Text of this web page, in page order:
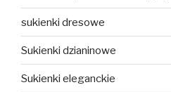
sukienki dresowe
Sukienki dzianinowe
Sukienki eleganckie